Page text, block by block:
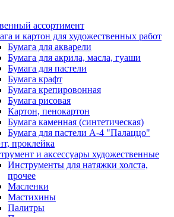
ассортимент
и картон для художественных работ
Бумага для акварели
Бумага для акрила, масла, гуаши
Бумага для пастели
Бумага крафт
Бумага крепировонная
Бумага рисовая
Картон, пенокартон
Бумага каменная (синтетическая)
Бумага для пастели А-4 "Палаццо"
проклейка
и аксессуары художественные
Инструменты для натяжки холста,
прочее
Масленки
Мастихины
Палитры